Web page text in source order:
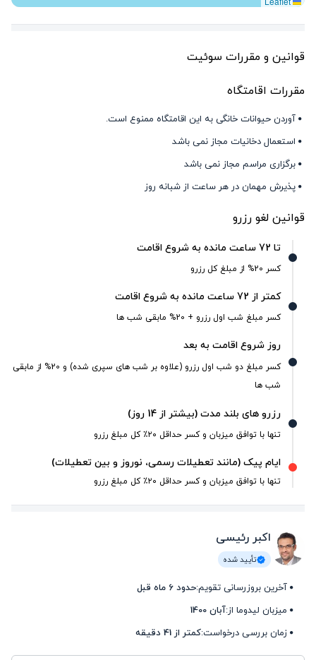
قوانین و مقررات سوئیت
مقررات اقامتگاه
آوردن حیوانات خانگی به این اقامتگاه ممنوع است.
استعمال دخانیات مجاز نمی باشد
برگزاری مراسم مجاز نمی باشد
پذیرش مهمان در هر ساعت از شبانه روز
قوانین لغو رزرو
تا 72 ساعت مانده به شروع اقامت
کسر 20% از مبلغ کل رزرو
کمتر از 72 ساعت مانده به شروع اقامت
کسر مبلغ شب اول رزرو + 20% مابقی شب ها
روز شروع اقامت به بعد
کسر مبلغ دو شب اول رزرو (علاوه بر شب های سپری شده) و 20% از مابقی
شب ها
رزرو های بلند مدت (بیشتر از 14 روز)
تنها با توافق میزبان و کسر حداقل ۲۰٪ کل مبلغ رزرو
ایام پیک (مانند تعطیلات رسمی، نوروز و بین تعطیلات)
تنها با توافق میزبان و کسر حداقل ۲۰٪ کل مبلغ رزرو
اکبر رئیسی
تأیید شده
آخرین بروزرسانی تقویم:حدود 6 ماه قبل
میزبان لیدوما از:آبان 1400
زمان بررسی درخواست:کمتر از 41 دقیقه